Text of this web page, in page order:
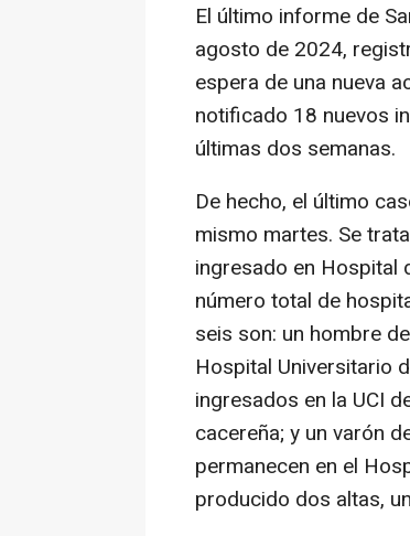
El último informe de
agosto de 2024,
espera de una nueva
notificado 18 nuevos
últimas dos semanas.
De hecho, el último
mismo martes. Se
ingresado en Hospital
número total de
seis son: un hombre
Hospital Universitario
ingresados en la UCI
cacereña; y un varón
permanecen en el
producido dos altas,